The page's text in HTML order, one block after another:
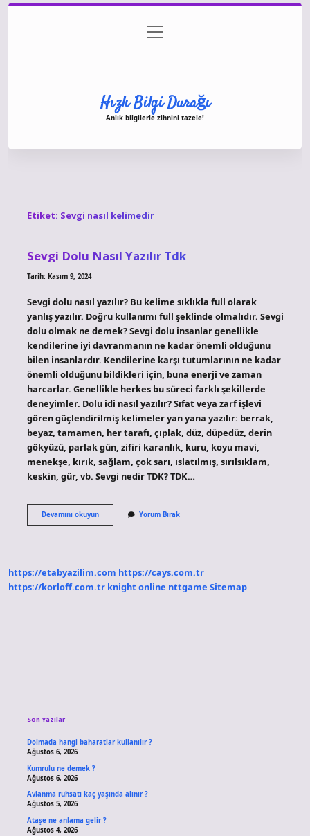
Gizlilik Politikası
menüyü
aç
Hızlı Bilgi Durağı
Anlık bilgilerle zihnini tazele!
Etiket: Sevgi nasıl kelimedir
Sevgi Dolu Nasıl Yazılır Tdk
Tarih: Kasım 9, 2024
Sevgi dolu nasıl yazılır? Bu kelime sıklıkla full olarak
yanlış yazılır. Doğru kullanımı full şeklinde olmalıdır. Sevgi
dolu olmak ne demek? Sevgi dolu insanlar genellikle
kendilerine iyi davranmanın ne kadar önemli olduğunu
bilen insanlardır. Kendilerine karşı tutumlarının ne kadar
önemli olduğunu bildikleri için, buna enerji ve zaman
harcarlar. Genellikle herkes bu süreci farklı şekillerde
deneyimler. Dolu idi nasıl yazılır? Sıfat veya zarf işlevi
gören güçlendirilmiş kelimeler yan yana yazılır: berrak,
beyaz, tamamen, her tarafı, çıplak, düz, düpedüz, derin
gökyüzü, parlak gün, zifiri karanlık, kuru, koyu mavi,
menekşe, kırık, sağlam, çok sarı, ıslatılmış, sırılsıklam,
keskin, gür, vb. Sevgi nedir TDK? TDK…
Devamını okuyunSevgi
Dolu
Yorum Bırak
https://etabyazilim.com https://cays.com.tr
https://korloff.com.tr knight online nttgame Sitemap
Son Yazılar
Dolmada hangi baharatlar kullanılır ?
Ağustos 6, 2026
Kumrulu ne demek ?
Ağustos 6, 2026
Avlanma ruhsatı kaç yaşında alınır ?
Ağustos 5, 2026
Ataşe ne anlama gelir ?
Ağustos 4, 2026